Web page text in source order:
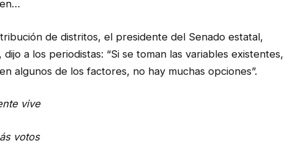
de distritos, el presidente del Senado estatal,
a los periodistas: “Si se toman las variables existentes,
algunos de los factores, no hay muchas opciones”.
vive
votos